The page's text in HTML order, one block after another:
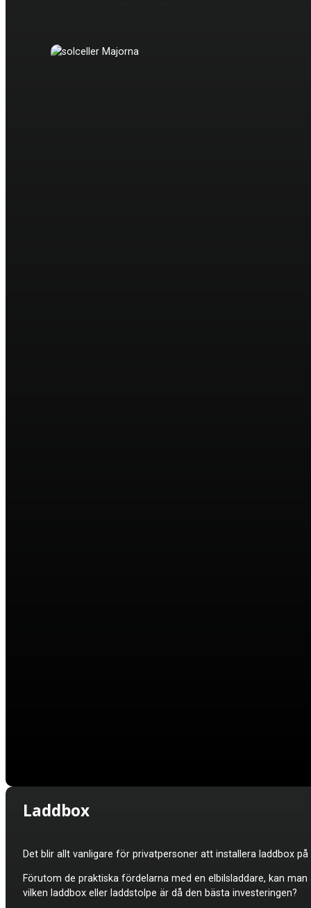
Laddbox
Det blir allt vanligare för privatpersoner att installera laddbox
Förutom de praktiska fördelarna med en elbilsladdare, kan
vilken laddbox eller laddstolpe är då den bästa investeringen?